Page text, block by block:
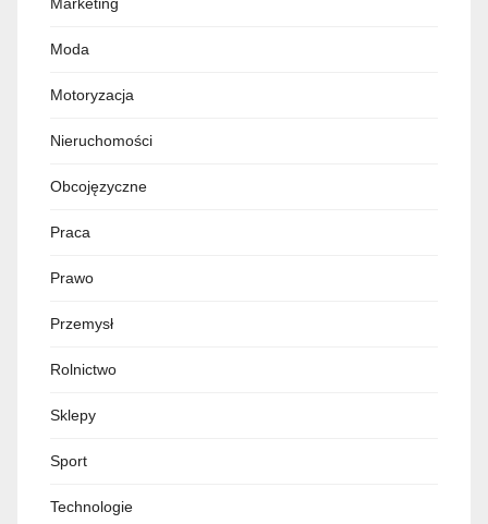
Moda
Motoryzacja
Nieruchomości
Obcojęzyczne
Praca
Prawo
Przemysł
Rolnictwo
Sklepy
Sport
Technologie